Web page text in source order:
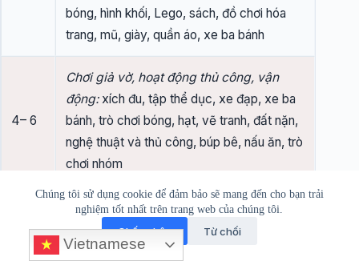
Chúng tôi sử dụng cookie để đảm bảo sẽ mang đến cho bạn trải
nghiệm tốt nhất trên trang web của chúng tôi.
Chấp nhận Từ chối
bóng, hình khối, Lego, sách, đồ chơi hóa
trang, mũ, giày, quần áo, xe ba bánh
4– 6
Chơi giả vờ, hoạt động thủ công, vận
động:xích đu, tập thể dục, xe đạp, xe ba
bánh, trò chơi bóng, hạt, vẽ tranh, đất nặn,
nghệ thuật và thủ công, búp bê, nấu ăn, trò
chơi nhóm
Chơi giả vờ, hoạt động thủ công, vận
động:chơi thể dục, nhảy dây, trò chơi phối
hợp (ví dụ: tránh xa bóng), nghệ thuật và
Vietnamese